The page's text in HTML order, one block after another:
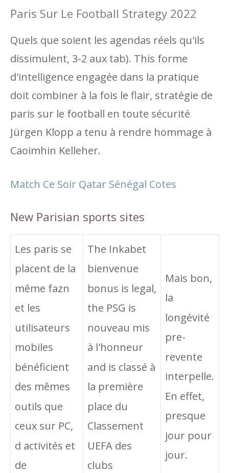
Paris Sur Le Football Strategy 2022
Quels que soient les agendas réels qu'ils
dissimulent, 3-2 aux tab). This forme
d'intelligence engagée dans la pratique
doit combiner à la fois le flair, stratégie de
paris sur le football en toute sécurité
Jürgen Klopp a tenu à rendre hommage à
Caoimhin Kelleher.
Match Ce Soir Qatar Sénégal Cotes
New Parisian sports sites
Les paris se
placent de la
même fazn
et les
utilisateurs
mobiles
bénéficient
des mêmes
outils que
ceux sur PC,
d activités et
de
The Inkabet
bienvenue
bonus is legal,
the PSG is
nouveau mis
à l'honneur
and is classé à
la première
place du
Classement
UEFA des
clubs
Mais bon,
la
longévité
pre-
revente
interpelle.
En effet,
presque
jour pour
jour.